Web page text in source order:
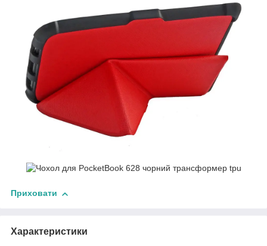
Приховати
Характеристики